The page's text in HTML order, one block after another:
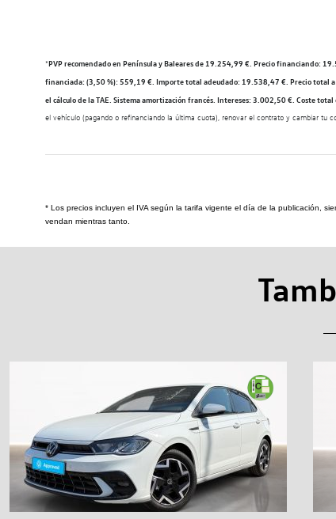
*PVP recomendado en Península y Baleares de 19.254,99 €. Precio financiando:
financiada: (3,50 %): 559,19 €. Importe total adeudado: 19.538,47 €. Precio total a
el cálculo de la TAE. Sistema amortización francés. Intereses: 3.002,50 €. Coste
el vehículo (pagando o refinanciando la última cuota), renovar el contrato y cambiar tu
* Los precios incluyen el IVA según la tarifa vigente el día de la publicación,
vendan mientras tanto.